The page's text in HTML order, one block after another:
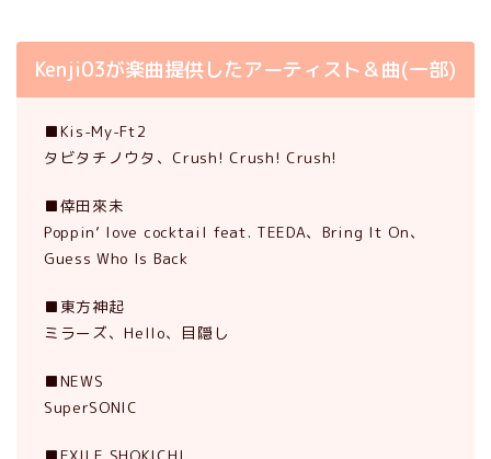
Kenji03が楽曲提供したアーティスト＆曲(一部)
■Kis-My-Ft2
タビタチノウタ、Crush! Crush! Crush!
■倖田來未
Poppin’ love cocktail feat. TEEDA、Bring It On、
Guess Who Is Back
■東方神起
ミラーズ、Hello、目隠し
■NEWS
SuperSONIC